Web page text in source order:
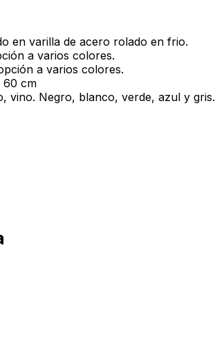
en varilla de acero rolado en frio.
a varios colores.
a varios colores.
60 cm
vino. Negro, blanco, verde, azul y gris.